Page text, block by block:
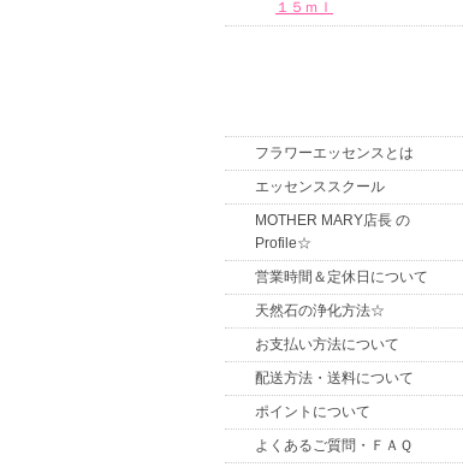
１５ｍｌ
フラワーエッセンスとは
エッセンススクール
MOTHER MARY店長 の
Profile☆
営業時間＆定休日について
天然石の浄化方法☆
お支払い方法について
配送方法・送料について
ポイントについて
よくあるご質問・ＦＡＱ